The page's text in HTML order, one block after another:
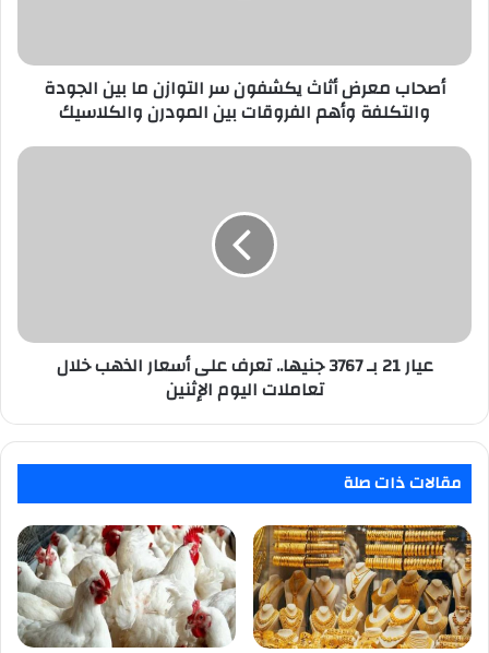
الجودة
والتكلفة
الفروقات
بين
أصحاب معرض أثاث يكشفون سر التوازن ما بين الجودة
والتكلفة وأهم الفروقات بين المودرن والكلاسيك
عيار
الذهب
الإثنين
عيار 21 بـ 3767 جنيها.. تعرف على أسعار الذهب خلال
تعاملات اليوم الإثنين
مقالات ذات صلة